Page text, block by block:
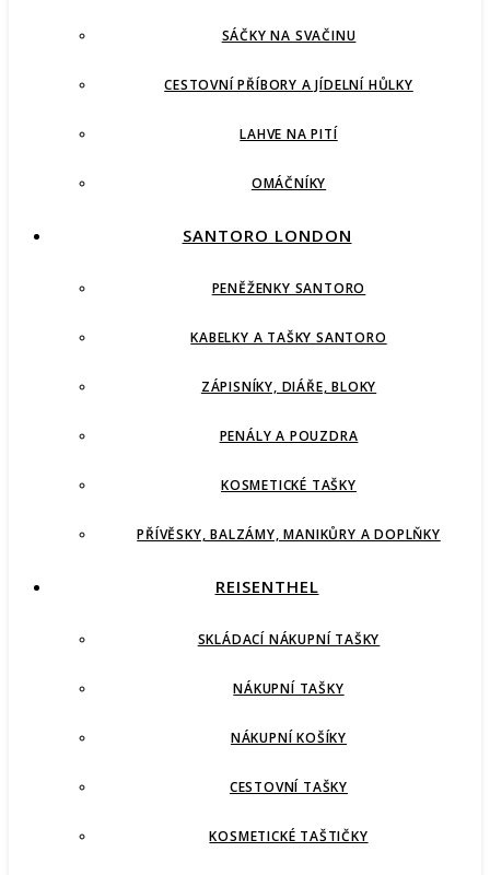
SÁČKY NA SVAČINU
CESTOVNÍ PŘÍBORY A JÍDELNÍ HŮLKY
LAHVE NA PITÍ
OMÁČNÍKY
SANTORO LONDON
PENĚŽENKY SANTORO
KABELKY A TAŠKY SANTORO
ZÁPISNÍKY, DIÁŘE, BLOKY
PENÁLY A POUZDRA
KOSMETICKÉ TAŠKY
PŘÍVĚSKY, BALZÁMY, MANIKŮRY A DOPLŇKY
REISENTHEL
SKLÁDACÍ NÁKUPNÍ TAŠKY
NÁKUPNÍ TAŠKY
NÁKUPNÍ KOŠÍKY
CESTOVNÍ TAŠKY
KOSMETICKÉ TAŠTIČKY